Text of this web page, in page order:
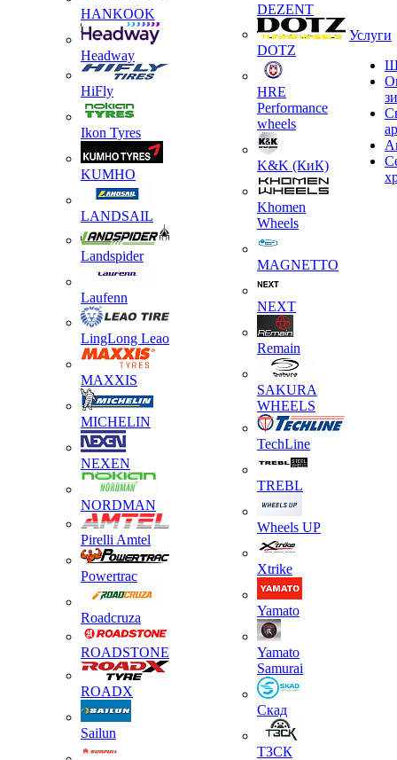
HANKOOK
Headway
HiFly
Ikon Tyres
KUMHO
LANDSAIL
Landspider
Laufenn
LingLong Leao
MAXXIS
MICHELIN
NEXEN
NORDMAN
Pirelli Amtel
Powertrac
Roadcruza
ROADSTONE
ROADX
Sailun
DEZENT
DOTZ
HRE
Performance
wheels
K&K (КиК)
Khomen
Wheels
MAGNETTO
NEXT
Remain
SAKURA
WHEELS
TechLine
TREBL
Wheels UP
Xtrike
Yamato
Yamato
Samurai
Скад
ТЗСК
Услуги